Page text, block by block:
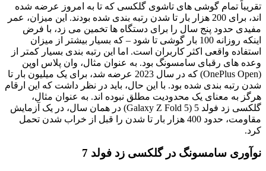
تقریباً تمام گوشی های تاشوی گلکسی که تا به امروز عرضه شده
اند، برای 200 هزار بار تا شدن رتبه بندی شده بودند. این میزان، عمر
مفیدی حدود پنج سال را برای دستگاه ها تخمین می زد، با فرض
اینکه روزانه 100 بار گوشی تا شود – که بسیار بیشتر از میزان
استفاده واقعی اکثر کاربران است. اما این رتبه بندی بسیار کمتر از
وعده های رقبای سامسونگ بود. به عنوان مثال، وان پلاس اوپن
(OnePlus Open) که در سال 2023 عرضه شد، برای یک میلیون بار تا
شدن رتبه بندی شده بود. با این حال، باید در نظر داشت که این ارقام
هرگز به معنای یک محدودیت مطلق نبوده اند. به عنوان مثال،
گلکسی زد فولد 5 (Galaxy Z Fold 5) در همان سال، در یک آزمایش
مقاومت، حدود 400 هزار بار تا شدن را قبل از خراب شدن تحمل
کرد.
نوآوری سامسونگ در گلکسی زد فولد 7